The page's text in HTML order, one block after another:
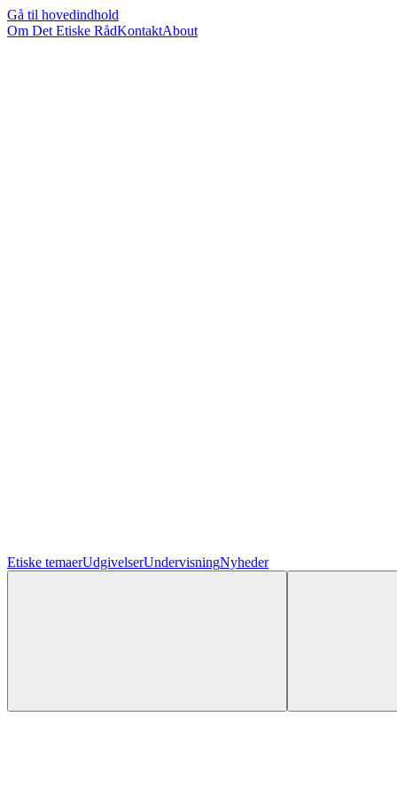
Gå til hovedindhold
Om Det Etiske RådKontaktAbout
Etiske temaerUdgivelserUndervisningNyheder